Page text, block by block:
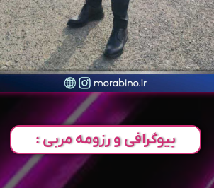
بیوگرافی و رزومه مربی :